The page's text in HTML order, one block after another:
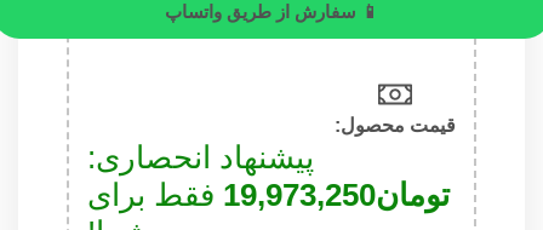
📱 سفارش از طریق واتساپ
قیمت محصول:​
پیشنهاد انحصاری:
تومان19,973,250 فقط برای